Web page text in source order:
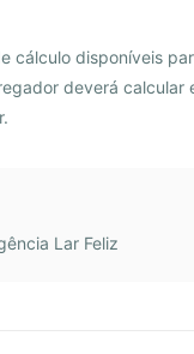
cálculo disponíveis
deverá calcular
Lar Feliz